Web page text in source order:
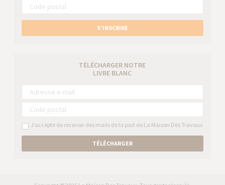
S’INSCRIRE
TÉLÉCHARGER NOTRE
LIVRE BLANC
J’accepte de recevoir des mails de la part de La Maison Des Travaux
TÉLÉCHARGER